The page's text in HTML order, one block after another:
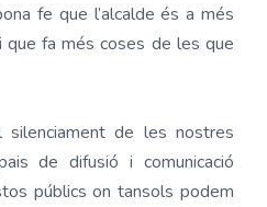
fe que l’alcalde és a més
que fa més coses de les que
silenciament de les nostres
de difusió i comunicació
públics on tansols podem